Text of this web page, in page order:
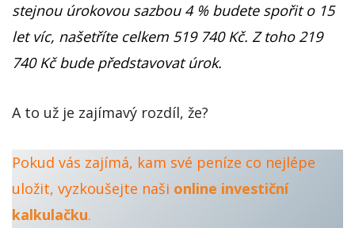
stejnou úrokovou sazbou 4 % budete spořit o 15
let víc, našetříte celkem 519 740 Kč. Z toho 219
740 Kč bude představovat úrok.
A to už je zajímavý rozdíl, že?
Pokud vás zajímá, kam své peníze co nejlépe
uložit, vyzkoušejte naši online investiční
kalkulačku.